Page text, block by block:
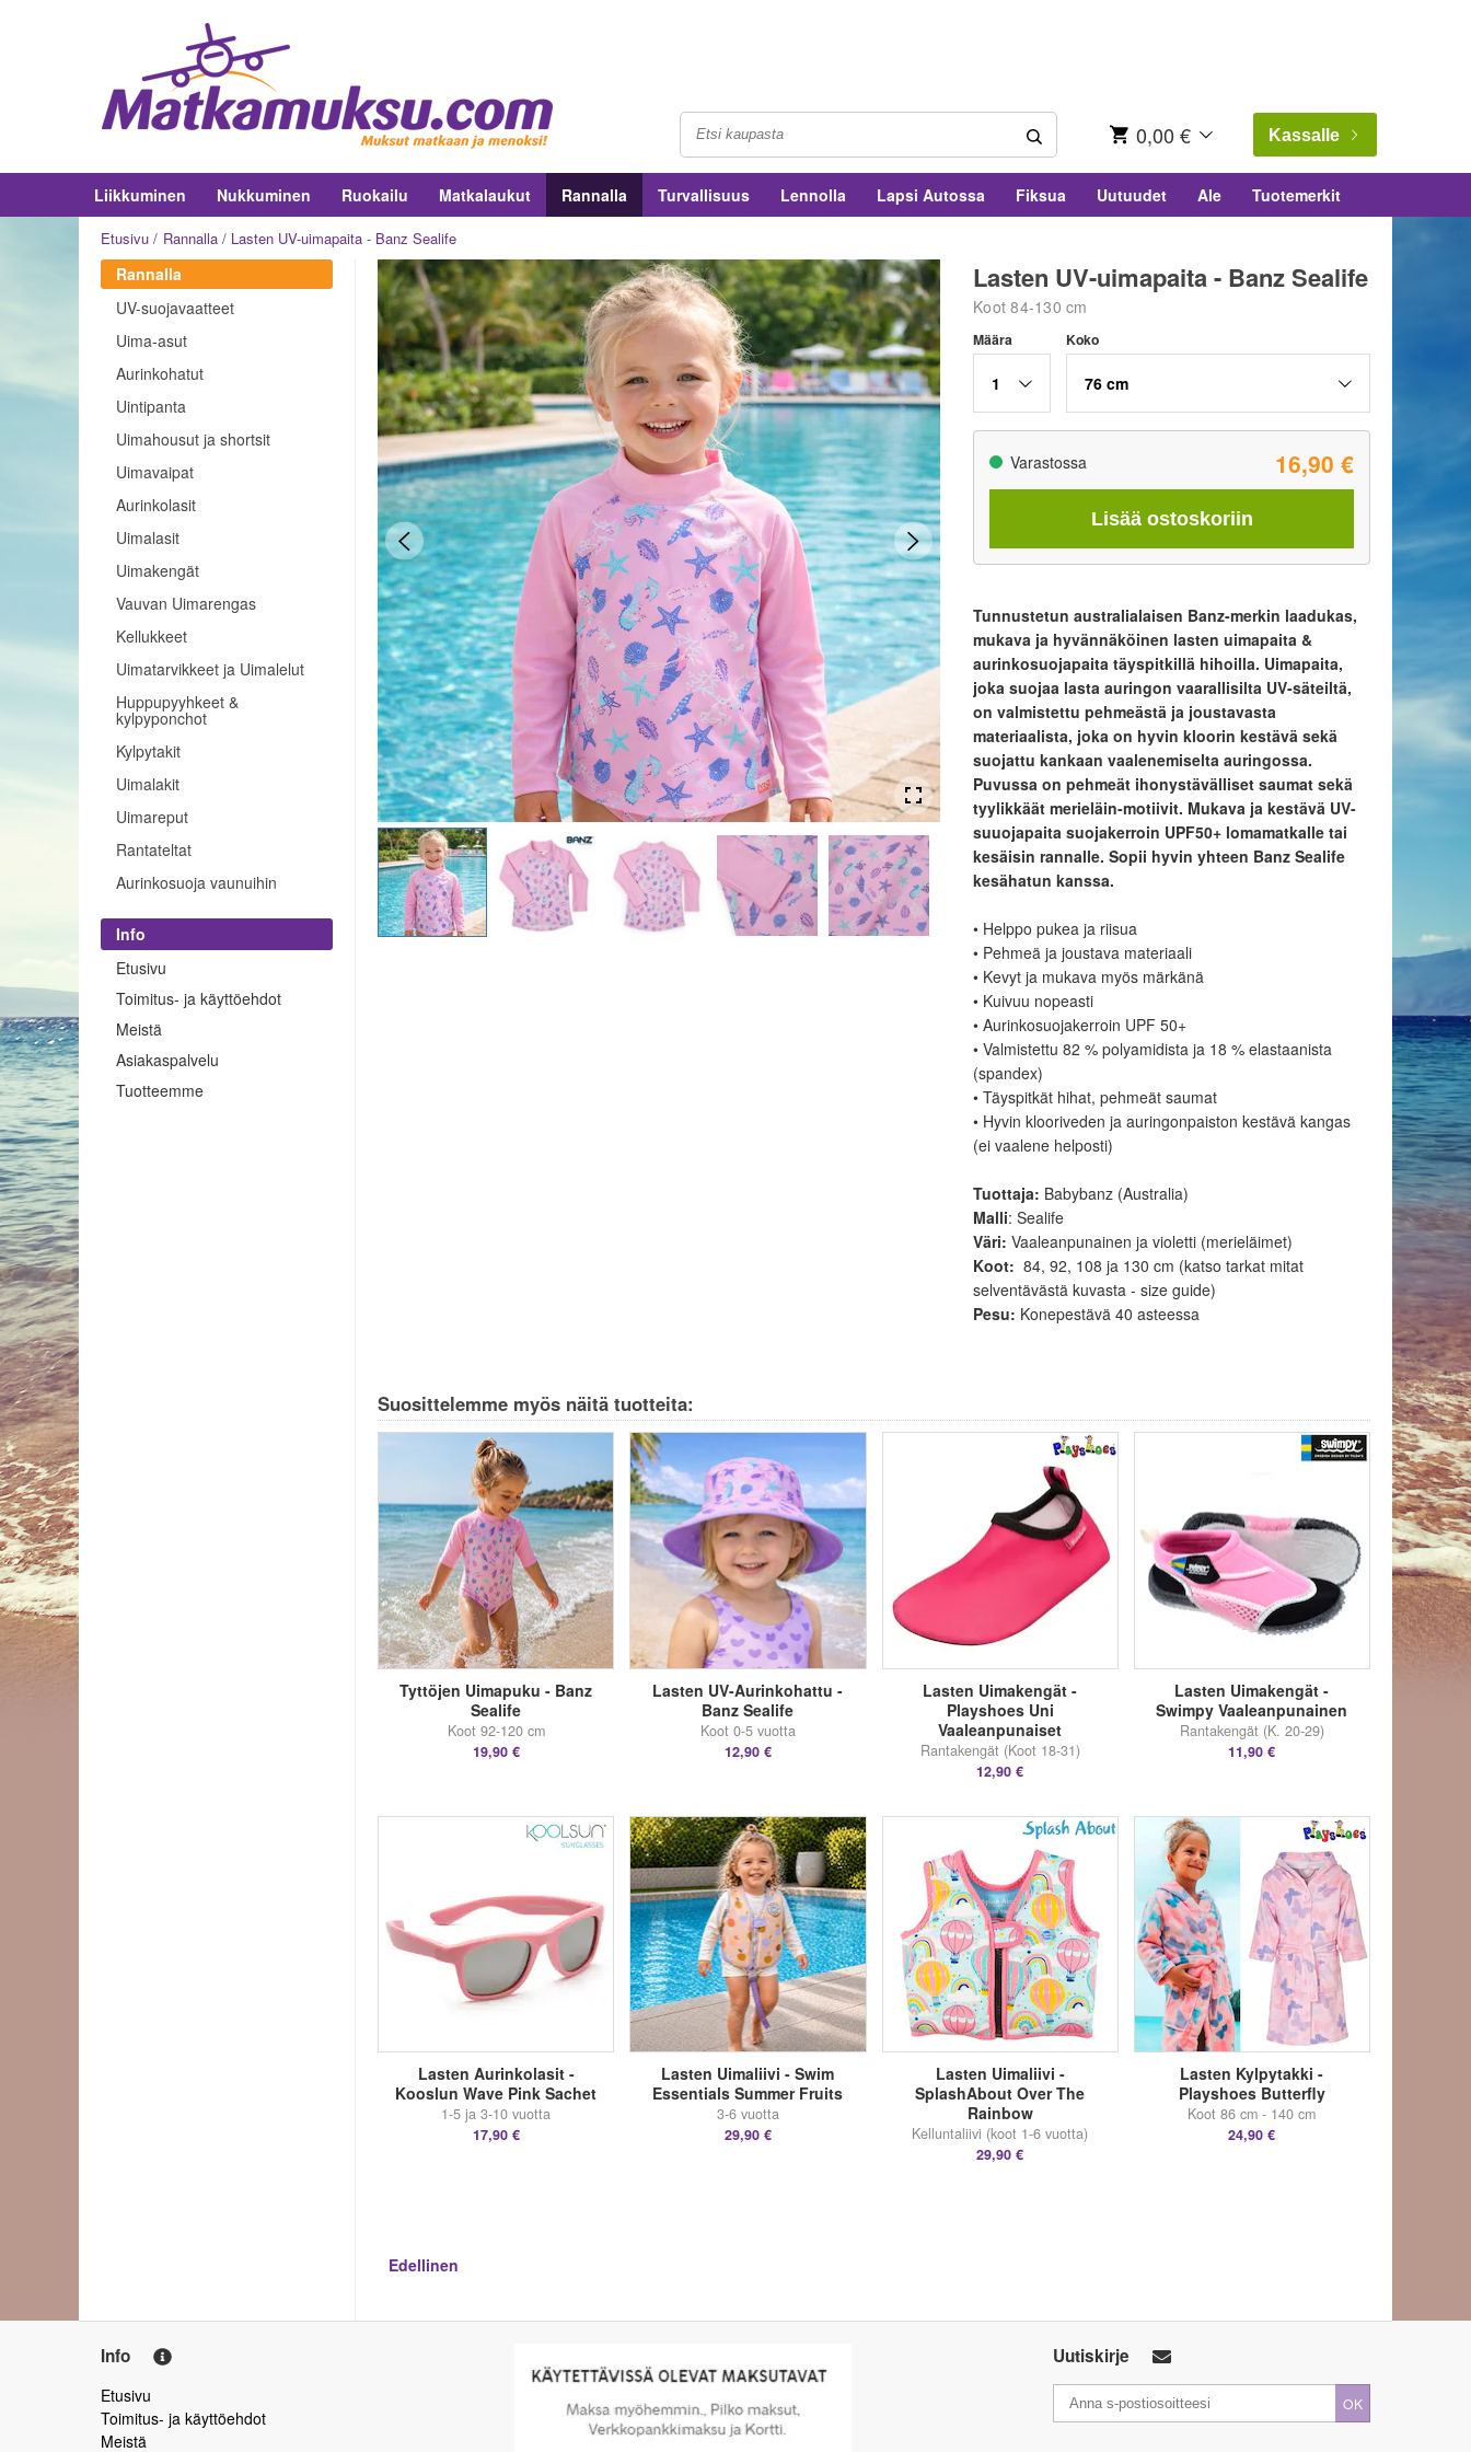
0,00 € Kassalle
Liikkuminen Nukkuminen Ruokailu Matkalaukut Rannalla Turvallisuus Lennolla Lapsi Autossa Fiksua Uutuudet Ale Tuotemerkit
Etusivu Rannalla Lasten UV-uimapaita - Banz Sealife
Rannalla
UV-suojavaatteet
Uima-asut
Aurinkohatut
Uintipanta
Uimahousut ja shortsit
Uimavaipat
Aurinkolasit
Uimalasit
Uimakengät
Vauvan Uimarengas
Kellukkeet
Uimatarvikkeet ja Uimalelut
Huppupyyhkeet &
kylpyponchot
Kylpytakit
Uimalakit
Uimareput
Rantateltat
Aurinkosuoja vaunuihin
Info
Etusivu
Toimitus- ja käyttöehdot
Meistä
Asiakaspalvelu
Tuotteemme
Lasten UV-uimapaita - Banz Sealife
Koot 84-130 cm
Määra
1
Koko
76 cm
Varastossa 16,90 €
Lisää ostoskoriin
Tunnustetun australialaisen Banz-merkin laadukas,
mukava ja hyvännäköinen lasten uimapaita &
aurinkosuojapaita täyspitkillä hihoilla. Uimapaita,
joka suojaa lasta auringon vaarallisilta UV-säteiltä,
on valmistettu pehmeästä ja joustavasta
materiaalista, joka on hyvin kloorin kestävä sekä
suojattu kankaan vaalenemiselta auringossa.
Puvussa on pehmeät ihonystävälliset saumat sekä
tyylikkäät merieläin-motiivit. Mukava ja kestävä UV-
suuojapaita suojakerroin UPF50+ lomamatkalle tai
kesäisin rannalle. Sopii hyvin yhteen Banz Sealife
kesähatun kanssa.
• Helppo pukea ja riisua
• Pehmeä ja joustava materiaali
• Kevyt ja mukava myös märkänä
• Kuivuu nopeasti
• Aurinkosuojakerroin UPF 50+
• Valmistettu 82 % polyamidista ja 18 % elastaanista
(spandex)
• Täyspitkät hihat, pehmeät saumat
• Hyvin klooriveden ja auringonpaiston kestävä kangas
(ei vaalene helposti)
Tuottaja: Babybanz (Australia)
Malli: Sealife
Väri:Vaaleanpunainen ja violetti (merieläimet)
Koot: 84, 92, 108 ja 130 cm (katso tarkat mitat
selventävästä kuvasta - size guide)
Pesu: Konepestävä 40 asteessa
Suosittelemme myös näitä tuotteita:
Tyttöjen Uimapuku - Banz
Sealife
Koot 92-120 cm
19,90 €
Lasten UV-Aurinkohattu -
Banz Sealife
Koot 0-5 vuotta
12,90 €
Lasten Uimakengät -
Playshoes Uni
Vaaleanpunaiset
Rantakengät (Koot 18-31)
12,90 €
Lasten Uimakengät -
Swimpy Vaaleanpunainen
Rantakengät (K. 20-29)
11,90 €
Lasten Aurinkolasit -
Kooslun Wave Pink Sachet
1-5 ja 3-10 vuotta
17,90 €
Lasten Uimaliivi - Swim
Essentials Summer Fruits
3-6 vuotta
29,90 €
Lasten Uimaliivi -
SplashAbout Over The
Rainbow
Kelluntaliivi (koot 1-6 vuotta)
29,90 €
Lasten Kylpytakki -
Playshoes Butterfly
Koot 86 cm - 140 cm
24,90 €
Edellinen
Info
Etusivu
Toimitus- ja käyttöehdot
Meistä
Uutiskirje
OK